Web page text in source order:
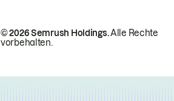
© 2026 Semrush Holdings.Alle Rechte
vorbehalten.